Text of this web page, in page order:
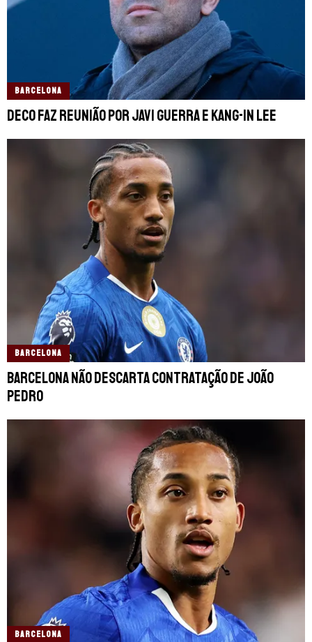
BARCELONA
Deco faz reunião por Javi Guerra e Kang-in Lee
BARCELONA
Barcelona não descarta contratação de João
Pedro
BARCELONA